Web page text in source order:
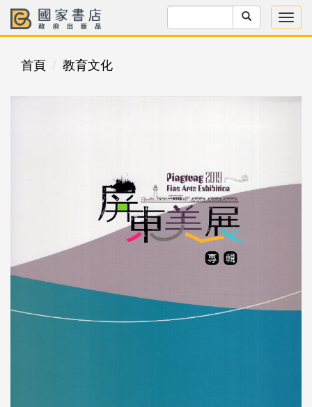
首頁 教育文化